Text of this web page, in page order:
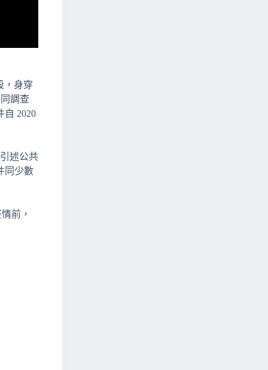
，身穿
調查
自 2020
述公共
同少數
前，